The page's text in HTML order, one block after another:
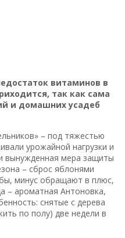
витаминов в
так как сама
и домашних усадеб
– под тяжестью
урожайной нагрузки и
вынужденная мера защиты
– сброс яблонями
минус обращают в плюс,
– ароматная Антоновка,
снятые с дерева
по полу) две недели в